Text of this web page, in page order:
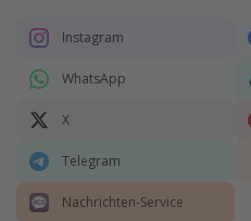
Instagram
WhatsApp
X
Telegram
Nachrichten-Service